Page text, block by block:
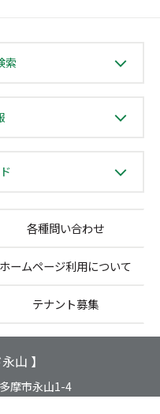
索
各種問い合わせ
ホームページ利用について
テナント募集
山 】
摩市永山1-4